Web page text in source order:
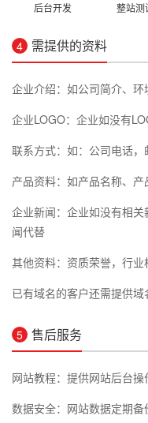
后台开发 整站测
4 需提供的资料
企业介绍：如公司简介、环
企业LOGO：企业如没有
联系方式：如：公司电话
产品资料：如产品名称、
企业新闻：企业如没有相
闻代替
其他资料：资质荣誉，行业
已有域名的客户还需提供域
5 售后服务
网站教程：提供网站后台
数据安全：网站数据定期备